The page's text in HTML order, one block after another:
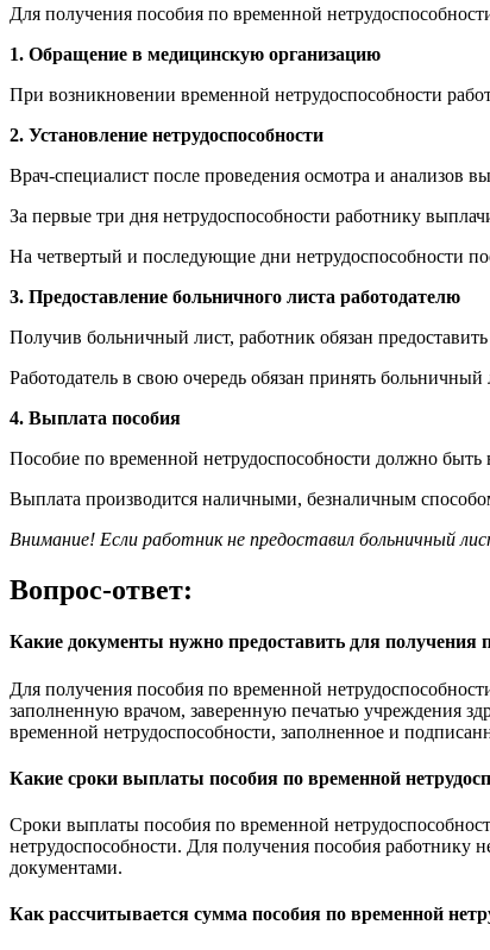
Для получения пособия по временной
1. Обращение в медицинскую организацию
При возникновении временной нетрудоспособности
2. Установление нетрудоспособности
Врач-специалист после проведения осмотра и анализов
За первые три дня нетрудоспособности работнику
На четвертый и последующие дни нетрудоспособности
3. Предоставление больничного листа работодателю
Получив больничный лист, работник обязан
Работодатель в свою очередь обязан принять
4. Выплата пособия
Пособие по временной нетрудоспособности должно быть
Выплата производится наличными, безналичным
Внимание! Если работник не предоставил больничный
Вопрос-ответ:
Какие документы нужно предоставить для получения
Для получения пособия по временной
заполненную врачом, заверенную печатью учреждения
временной нетрудоспособности, заполненное и
Какие сроки выплаты пособия по временной
Сроки выплаты пособия по временной
нетрудоспособности. Для получения пособия работнику
документами.
Как рассчитывается сумма пособия по временной